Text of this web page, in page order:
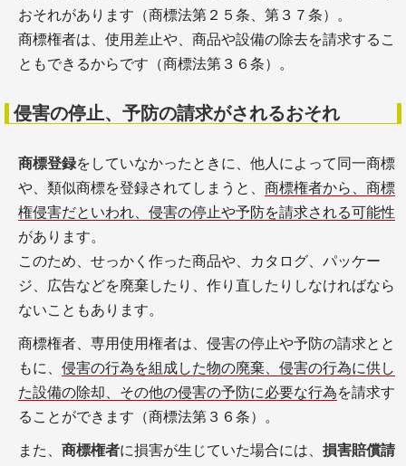
おそれがあります（商標法第２５条、第３７条）。
商標権者は、使用差止や、商品や設備の除去を請求するこ
ともできるからです（商標法第３６条）。
侵害の停止、予防の請求がされるおそれ
商標登録をしていなかったときに、他人によって同一商標
や、類似商標を登録されてしまうと、 商標権者から、商標
権侵害だといわれ、侵害の停止や予防を請求される可能性
があります。
このため、せっかく作った商品や、カタログ、パッケー
ジ、広告などを廃棄したり、作り直したりしなければなら
ないこともあります。
商標権者、専用使用権者は、侵害の停止や予防の請求とと
もに、 侵害の行為を組成した物の廃棄、侵害の行為に供し
た設備の除却、その他の侵害の予防に必要な行為を請求す
ることができます（商標法第３６条）。
また、 商標権者に損害が生じていた場合には、 損害賠償請